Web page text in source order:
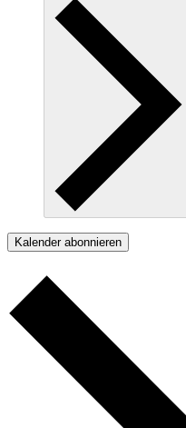
Kalender abonnieren